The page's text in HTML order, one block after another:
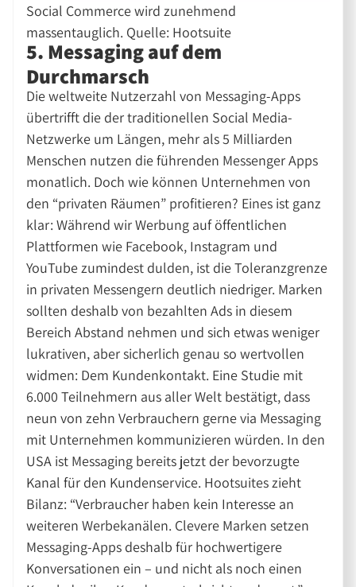
Social Commerce wird zunehmend
massentauglich. Quelle: Hootsuite
5. Messaging auf dem
Durchmarsch
Die weltweite Nutzerzahl von Messaging-Apps
übertrifft die der traditionellen Social Media-
Netzwerke um Längen, mehr als 5 Milliarden
Menschen nutzen die führenden Messenger Apps
monatlich. Doch wie können Unternehmen von
den “privaten Räumen” profitieren? Eines ist ganz
klar: Während wir Werbung auf öffentlichen
Plattformen wie Facebook, Instagram und
YouTube zumindest dulden, ist die Toleranzgrenze
in privaten Messengern deutlich niedriger. Marken
sollten deshalb von bezahlten Ads in diesem
Bereich Abstand nehmen und sich etwas weniger
lukrativen, aber sicherlich genau so wertvollen
widmen: Dem Kundenkontakt. Eine Studie mit
6.000 Teilnehmern aus aller Welt bestätigt, dass
neun von zehn Verbrauchern gerne via Messaging
mit Unternehmen kommunizieren würden. In den
USA ist Messaging bereits jetzt der bevorzugte
Kanal für den Kundenservice. Hootsuites zieht
Bilanz: “Verbraucher haben kein Interesse an
weiteren Werbekanälen. Clevere Marken setzen
Messaging-Apps deshalb für hochwertigere
Konversationen ein – und nicht als noch einen